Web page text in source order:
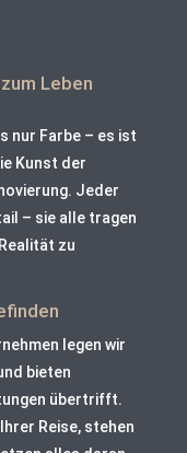
Leben
nur Farbe – es ist
Kunst der
Jeder
– sie alle tragen
zu
legen wir
bieten
übertrifft.
Reise, stehen